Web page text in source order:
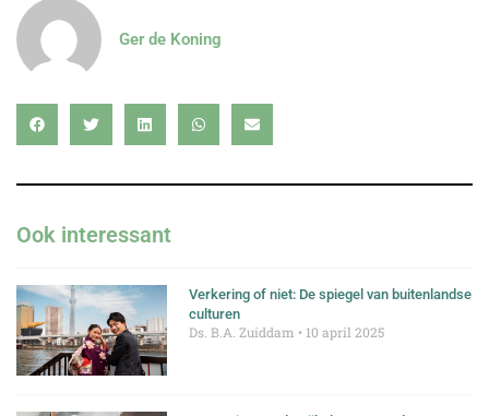
Ger de Koning
Ook interessant
Verkering of niet: De spiegel van buitenlandse
culturen
Ds. B.A. Zuiddam 10 april 2025